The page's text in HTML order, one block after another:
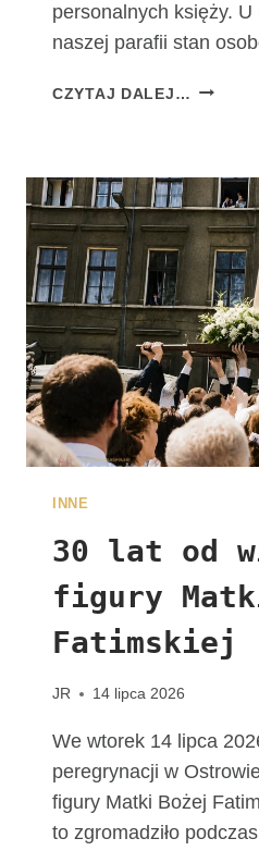
personalnych księży.
naszej parafii stan
CZYTAJ DALEJ… Z
Y
P
S
O
N
A
L
N
E
E
C
Z
A
L
S
K
INNE
30 lat od
figury
Fatimskiej
JR 14 lipca 2026
We wtorek 14 lipca
peregrynacji w
figury Matki Bożej
to zgromadziło